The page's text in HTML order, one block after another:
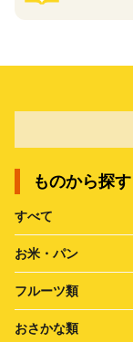
ものから探す
すべて
お米・パン
フルーツ類
おさかな類